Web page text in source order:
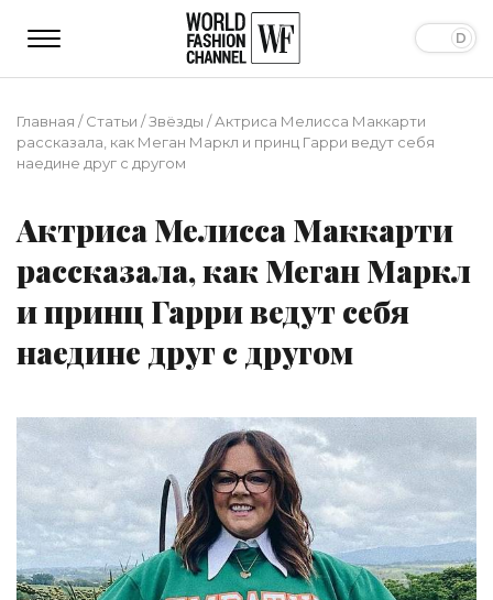
Главная /Статьи /Звёзды /Актриса Мелисса Маккарти
рассказала, как Меган Маркл и принц Гарри ведут себя
наедине друг с другом
Актриса Мелисса Маккарти
рассказала, как Меган Маркл
и принц Гарри ведут себя
наедине друг с другом